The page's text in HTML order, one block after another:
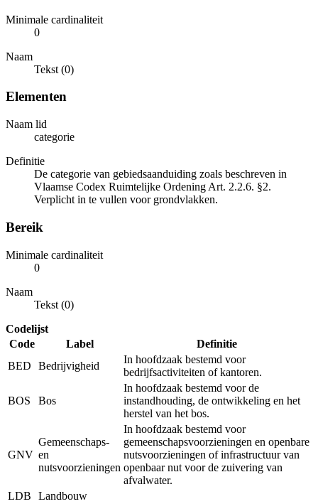
Minimale cardinaliteit
0
Naam
Tekst (0)
Elementen
Naam lid
categorie
Definitie
De categorie van gebiedsaanduiding zoals beschreven in
Vlaamse Codex Ruimtelijke Ordening Art. 2.2.6. §2.
Verplicht in te vullen voor grondvlakken.
Bereik
Minimale cardinaliteit
0
Naam
Tekst (0)
Codelijst
Code
Label
Definitie
BED
Bedrijvigheid
In hoofdzaak bestemd voor
bedrijfsactiviteiten of kantoren.
BOS Bos
In hoofdzaak bestemd voor de
instandhouding, de ontwikkeling en het
herstel van het bos.
GNV
Gemeenschaps-
en
nutsvoorzieningen
In hoofdzaak bestemd voor
gemeenschapsvoorzieningen en openbare
nutsvoorzieningen of infrastructuur van
openbaar nut voor de zuivering van
afvalwater.
LDB
Landbouw